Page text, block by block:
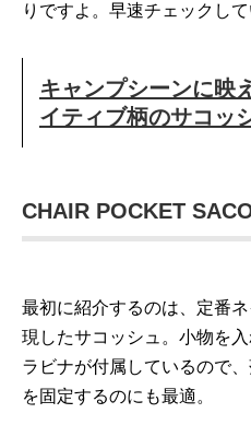
りですよ。早速チェックして
キャンプシーンに映
イティブ柄のサコッ
CHAIR POCKET
最初に紹介するのは、定番
現したサコッシュ。小物を
ラビナが付属しているので
を固定するのにも最適。